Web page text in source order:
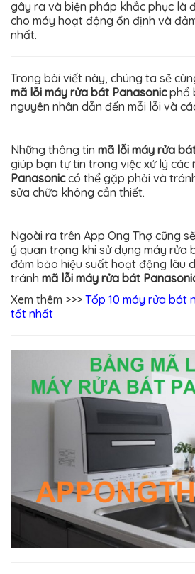
gây ra và biện pháp khắc phục là
cho máy hoạt động ổn định và
nhất.
Trong bài viết này, chúng ta sẽ
mã lỗi máy rửa bát Panasonicphổ
nguyên nhân dẫn đến mỗi lỗi và
Những thông tin mã lỗi máy rửa
giúp bạn tự tin trong việc xử lý các
Panasoniccó thể gặp phải và
sửa chữa không cần thiết.
Ngoài ra trên App Ong Thợ cũng
ý quan trọng khi sử dụng máy rửa
đảm bảo hiệu suất hoạt động lâu
tránh mã lỗi máy rửa bát
Xem thêm >>> Tốp 10 máy rửa bát
tốt nhất